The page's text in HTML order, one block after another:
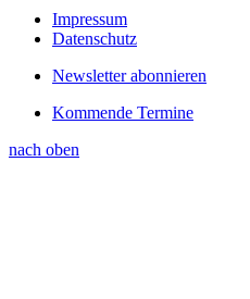
Impressum
Datenschutz
Newsletter abonnieren
Kommende Termine
nach oben